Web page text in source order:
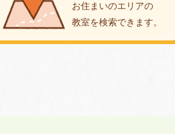
お住まいのエリアの
教室を検索できます。